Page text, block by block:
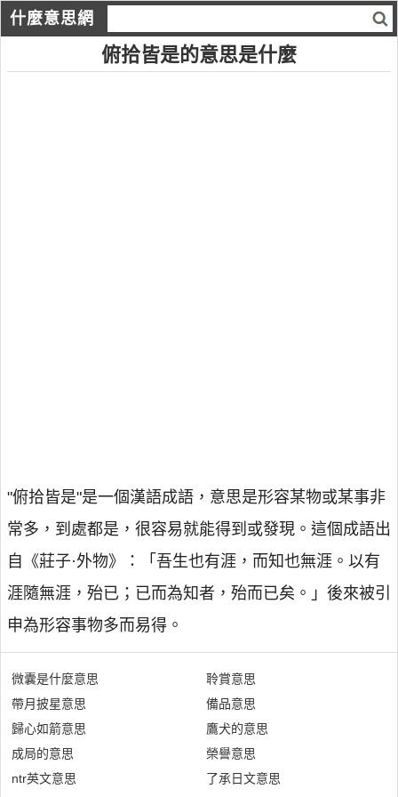
什麼意思網
俯拾皆是的意思是什麼
"俯拾皆是"是一個漢語成語，意思是形容某物或某事非
常多，到處都是，很容易就能得到或發現。這個成語出
自《莊子·外物》：「吾生也有涯，而知也無涯。以有
涯隨無涯，殆已；已而為知者，殆而已矣。」後來被引
申為形容事物多而易得。
微囊是什麼意思
帶月披星意思
歸心如箭意思
成局的意思
ntr英文意思
聆賞意思
備品意思
鷹犬的意思
榮譽意思
了承日文意思